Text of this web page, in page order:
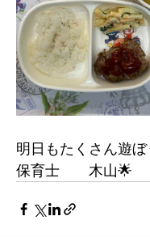
明日もたくさん遊
保育士　　木山🌟